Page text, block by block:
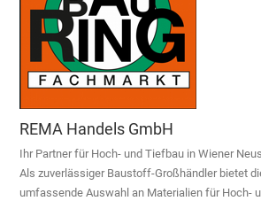
REMA Handels GmbH
Ihr Partner für Hoch- und Tiefbau in Wiener
Als zuverlässiger Baustoff-Großhändler bietet
umfassende Auswahl an Materialien für Hoch-